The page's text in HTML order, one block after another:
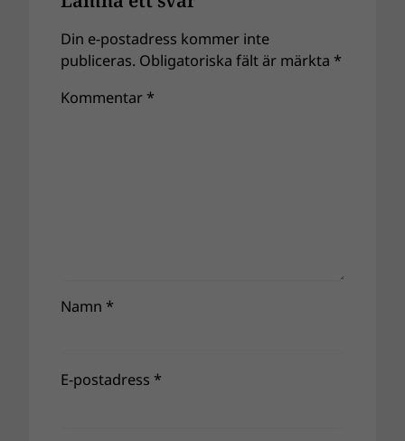
Din e-postadress kommer inte
publiceras. Obligatoriska fält är märkta *
Kommentar *
Namn *
E-postadress *